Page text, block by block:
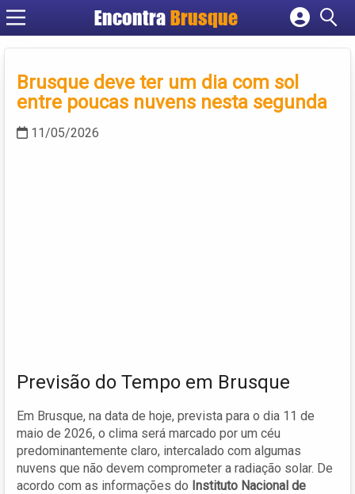
EncontraBrusque
Cadastrar empresa
Criar conta
Brusque deve ter um dia com sol
entre poucas nuvens nesta segunda
11/05/2026
Previsão do Tempo em Brusque
Em Brusque, na data de hoje, prevista para o dia 11 de
maio de 2026, o clima será marcado por um céu
predominantemente claro, intercalado com algumas
nuvens que não devem comprometer a radiação solar. De
acordo com as informações do Instituto Nacional de